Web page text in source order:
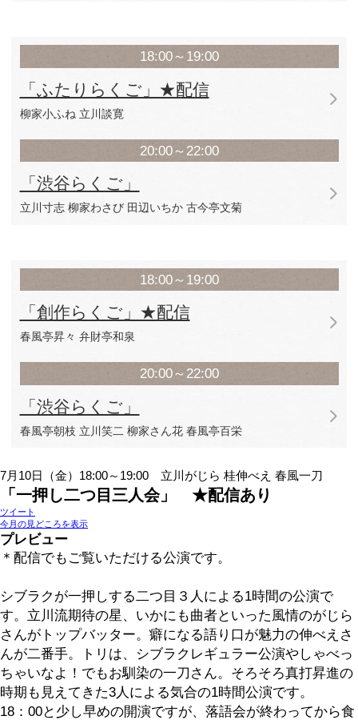
11:00～12:30
「はやおきらくご」
柳家わか馬 立川幸朝林家やま彦 桂鷹治
三遊亭兼太郎 三遊亭遊雀立川吉笑 橘家文蔵
「渋谷らくご」
三遊亭青森 林家鉄平 柳家小里ん 瀧川鯉八
7月13日（月）
「ふたりらくご」★配信
柳家小ふね 立川談寛
20:00～22:00
「渋谷らくご」